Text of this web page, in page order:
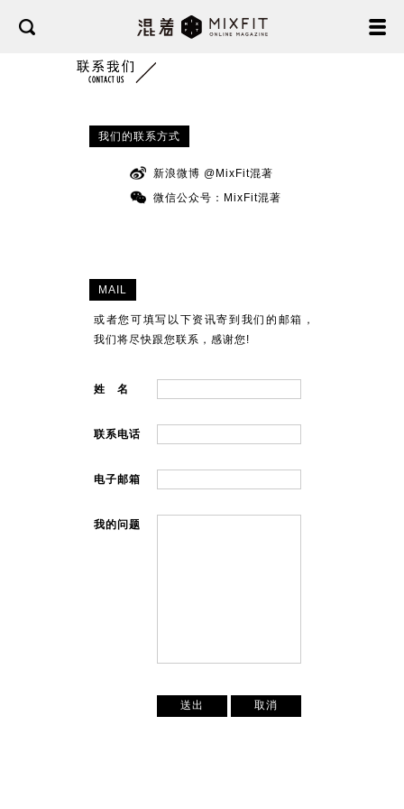
我们的联系方式
新浪微博 @MixFit混著
微信公众号：MixFit混著
MAIL
或者您可填写以下资讯寄到我们的邮箱，
我们将尽快跟您联系，感谢您!
姓 名
联系电话
电子邮箱
我的问题
送出 取消